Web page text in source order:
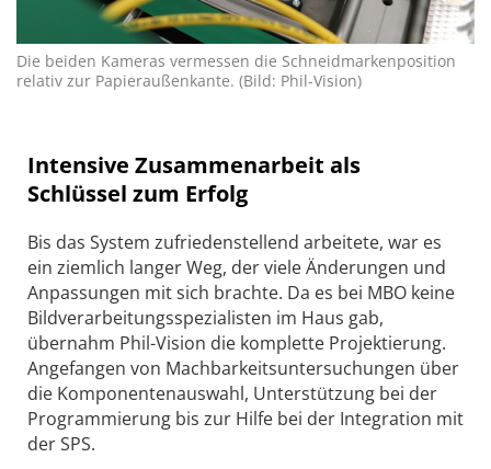
Die beiden Kameras vermessen die Schneidmarkenposition
relativ zur Papieraußenkante. (Bild: Phil-Vision)
Intensive Zusammenarbeit als
Schlüssel zum Erfolg
Bis das System zufriedenstellend arbeitete, war es
ein ziemlich langer Weg, der viele Änderungen und
Anpassungen mit sich brachte. Da es bei MBO keine
Bildverarbeitungsspezialisten im Haus gab,
übernahm Phil-Vision die komplette Projektierung.
Angefangen von Machbarkeitsuntersuchungen über
die Komponentenauswahl, Unterstützung bei der
Programmierung bis zur Hilfe bei der Integration mit
der SPS.